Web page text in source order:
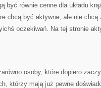
być równie cenne dla układu
chcą być aktywne, ale nie
oczekiwań. Na tej stronie
osoby, które dopiero
którzy mają już pewne